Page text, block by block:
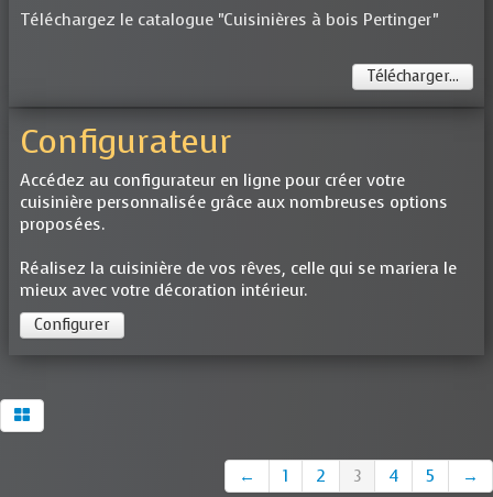
Téléchargez le catalogue "Cuisinières à bois Pertinger"
Télécharger...
Configurateur
Accédez au configurateur en ligne pour créer votre
cuisinière personnalisée grâce aux nombreuses options
proposées.
Réalisez la cuisinière de vos rêves, celle qui se mariera le
mieux avec votre décoration intérieur.
Configurer
← 1 2 3 4 5 →